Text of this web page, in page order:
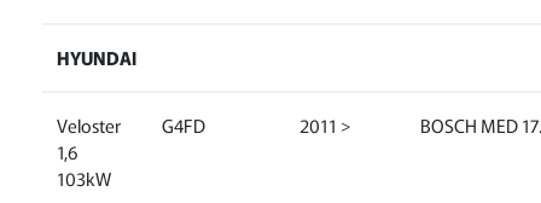
HYUNDAI
Veloster
1,6
103kW
G4FD 2011 > BOSCH MED